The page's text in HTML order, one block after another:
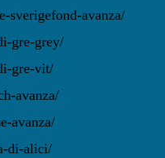
sverigefond-avanza/
gre-grey/
gre-vit/
avanza/
avanza/
di-alici/